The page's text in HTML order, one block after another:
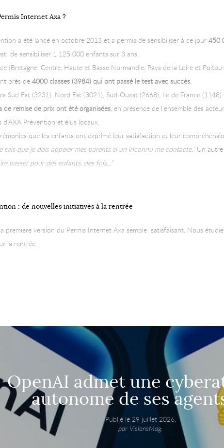
Internet Axa ?
a été lancé en octobre 2013 et a permis de sensibiliser à ce jour450
de sensibiliser 1 125 000 enfants sur 3 ans.
(Bretagne, Centre, Haute et Basse Normandie, Pays de la Loire et
près de4000 classes (3984) qui ont passé le test avec succès.
Sud Est (3231), Nord Est (3021), Sud-Ouest (2668), Ile de France
de remise de prix ont été organisées, en présence de l’ensemble des
Prévention et élus locaux.
que les enfants ont exprimé leur satisfaction et leur
sais que je dois appeler mes parents si un inconnu me contacte.”Un
passer pour des enfants, des fois…”
: de nouvelles initiatives à la rentrée
première version du Permis Internet Axa semble satisfaisant. Nous
la rentrée.
OpenAI admet une
autonome de ses
Publié le 29 juillet 2026,
par VisionsMag.